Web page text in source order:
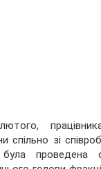
спільно зі
проведена